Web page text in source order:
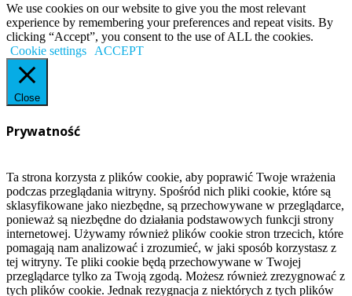
We use cookies on our website to give you the most relevant
experience by remembering your preferences and repeat visits. By
clicking “Accept”, you consent to the use of ALL the cookies.
Cookie settings
ACCEPT
Close
Prywatność
Ta strona korzysta z plików cookie, aby poprawić Twoje wrażenia
podczas przeglądania witryny. Spośród nich pliki cookie, które są
sklasyfikowane jako niezbędne, są przechowywane w przeglądarce,
ponieważ są niezbędne do działania podstawowych funkcji strony
internetowej. Używamy również plików cookie stron trzecich, które
pomagają nam analizować i zrozumieć, w jaki sposób korzystasz z
tej witryny. Te pliki cookie będą przechowywane w Twojej
przeglądarce tylko za Twoją zgodą. Możesz również zrezygnować z
tych plików cookie. Jednak rezygnacja z niektórych z tych plików